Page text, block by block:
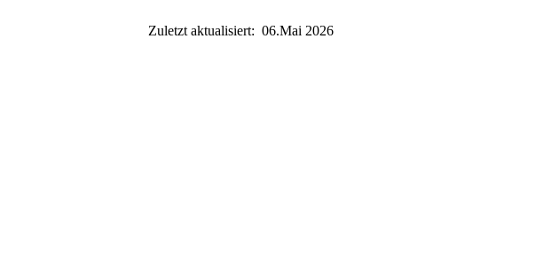
Zuletzt aktualisiert: 06.Mai 2026